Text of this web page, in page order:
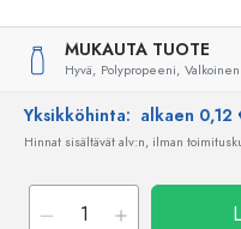
MUKAUTA TUOTE
Hyvä, Polypropeeni, Valkoinen
Yksikköhinta: alkaen 0,12
Hinnat sisältävät alv:n, ilman